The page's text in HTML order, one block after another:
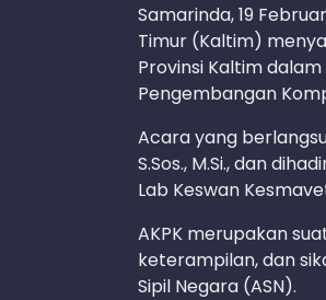
Samarinda, 19
Timur (Kaltim)
Provinsi Kaltim
Pengembangan
Acara yang
S.Sos., M.Si., dan
Lab Keswan
AKPK merupakan
keterampilan, dan
Sipil Negara (ASN).